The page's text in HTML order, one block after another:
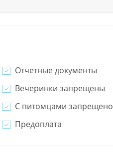
Отчетные документы
Вечеринки запрещены
С питомцами запрещено
Предоплата